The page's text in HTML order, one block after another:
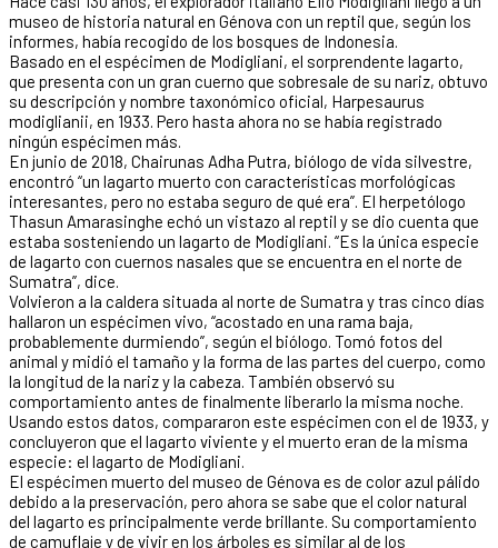
museo de historia natural en Génova con un reptil que, según los
informes, había recogido de los bosques de Indonesia.
Basado en el espécimen de Modigliani, el sorprendente lagarto,
que presenta con un gran cuerno que sobresale de su nariz, obtuvo
su descripción y nombre taxonómico oficial, Harpesaurus
modiglianii, en 1933. Pero hasta ahora no se había registrado
ningún espécimen más.
En junio de 2018, Chairunas Adha Putra, biólogo de vida silvestre,
encontró “un lagarto muerto con características morfológicas
interesantes, pero no estaba seguro de qué era”. El herpetólogo
Thasun Amarasinghe echó un vistazo al reptil y se dio cuenta que
estaba sosteniendo un lagarto de Modigliani. “Es la única especie
de lagarto con cuernos nasales que se encuentra en el norte de
Sumatra”, dice.
Volvieron a la caldera situada al norte de Sumatra y tras cinco días
hallaron un espécimen vivo, “acostado en una rama baja,
probablemente durmiendo”, según el biólogo. Tomó fotos del
animal y midió el tamaño y la forma de las partes del cuerpo, como
la longitud de la nariz y la cabeza. También observó su
comportamiento antes de finalmente liberarlo la misma noche.
Usando estos datos, compararon este espécimen con el de 1933, y
concluyeron que el lagarto viviente y el muerto eran de la misma
especie: el lagarto de Modigliani.
El espécimen muerto del museo de Génova es de color azul pálido
debido a la preservación, pero ahora se sabe que el color natural
del lagarto es principalmente verde brillante. Su comportamiento
de camuflaje y de vivir en los árboles es similar al de los